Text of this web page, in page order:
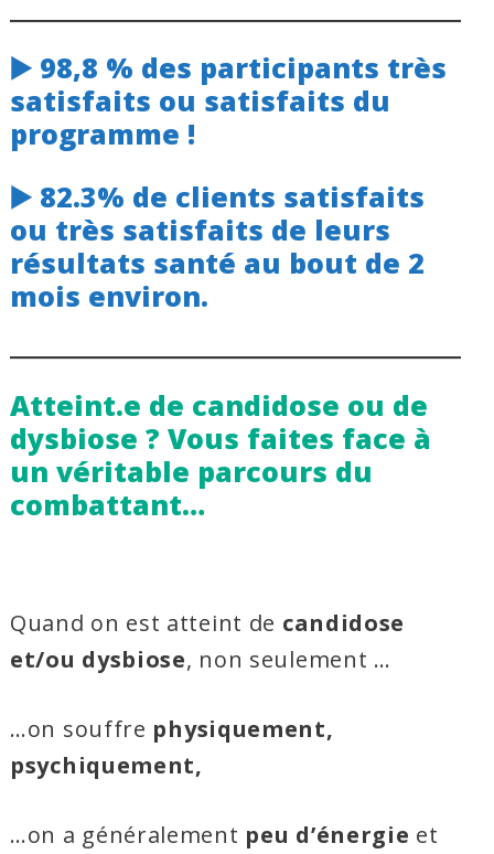
▶️ 98,8 % des participants très
satisfaits ou satisfaits du
programme !
▶️ 82.3% de clients satisfaits
ou très satisfaits de leurs
résultats santé au bout de 2
mois environ.
Atteint.e de candidose ou de
dysbiose ? Vous faites face à
un véritable parcours du
combattant…
Quand on est atteint de candidose
et/ou dysbiose, non seulement …
…on souffre physiquement,
psychiquement,
…on a généralement peu d’énergie et